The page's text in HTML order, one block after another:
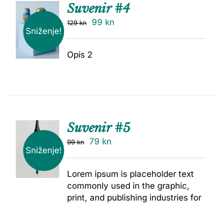
Sniženje!
DODAJ
Suvenir #4
129kn 99 kn
Opis 2
Sniženje!
Suvenir #5
99kn 79 kn
Lorem ipsum is placeholder text
commonly used in the graphic,
print, and publishing industries for